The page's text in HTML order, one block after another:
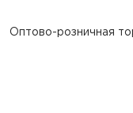
Оптово-розничная